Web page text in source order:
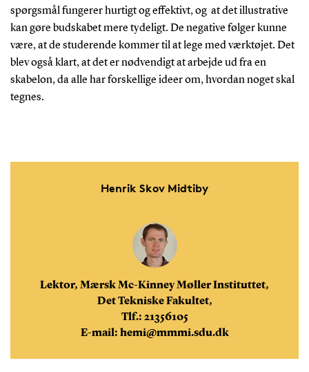
spørgsmål fungerer hurtigt og effektivt, og at det illustrative
kan gøre budskabet mere tydeligt. De negative følger kunne
være, at de studerende kommer til at lege med værktøjet. Det
blev også klart, at det er nødvendigt at arbejde ud fra en
skabelon, da alle har forskellige ideer om, hvordan noget skal
tegnes.
Henrik Skov Midtiby
Lektor, Mærsk Mc-Kinney Møller Instituttet,
Det Tekniske Fakultet,
Tlf.: 21356105
E-mail: hemi@mmmi.sdu.dk